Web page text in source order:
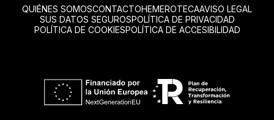
QUIÉNES SOMOSCONTACTOHEMEROTECAAVISO LEGAL
SUS DATOS SEGUROSPOLÍTICA DE PRIVACIDAD
POLÍTICA DE COOKIESPOLÍTICA DE ACCESIBILIDAD